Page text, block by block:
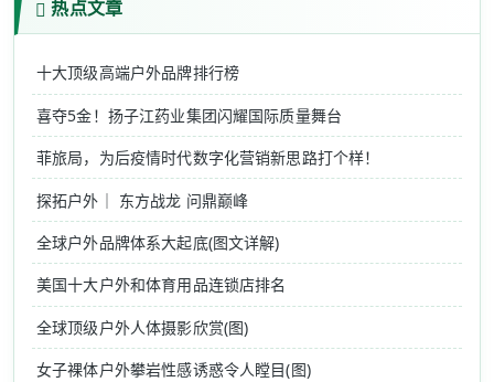
热点文章
十大顶级高端户外品牌排行榜
喜夺5金！扬子江药业集团闪耀国际质量舞台
菲旅局，为后疫情时代数字化营销新思路打个样！
探拓户外｜ 东方战龙 问鼎巅峰
全球户外品牌体系大起底(图文详解)
美国十大户外和体育用品连锁店排名
全球顶级户外人体摄影欣赏(图)
女子裸体户外攀岩性感诱惑令人瞠目(图)